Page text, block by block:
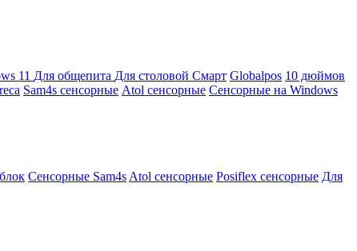
11 Для общепита Для столовой Смарт Globalpos 10 дюймов
Sam4s сенсорные Atol сенсорные Сенсорные на Windows
Сенсорные Sam4s Atol сенсорные Posiflex сенсорные Для